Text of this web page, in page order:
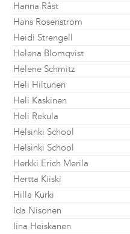
Hanna Råst
Hans Rosenström
Heidi Strengell
Helena Blomqvist
Helene Schmitz
Heli Hiltunen
Heli Kaskinen
Heli Rekula
Helsinki School
Helsinki School
Herkki Erich Merila
Hertta Kiiski
Hilla Kurki
Ida Nisonen
Iina Heiskanen